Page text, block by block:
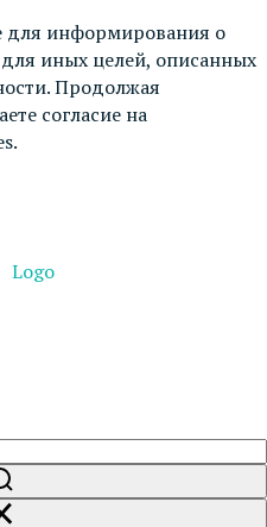
для информирования о
иных целей, описанных
. Продолжая
согласие на
Logo